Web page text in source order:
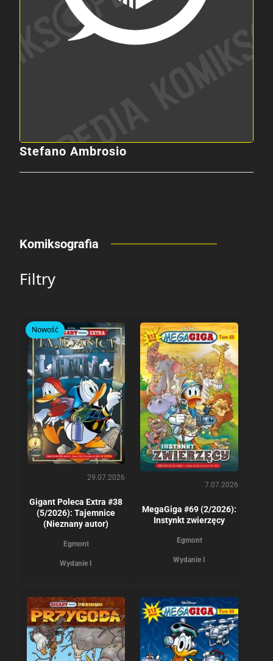
Stefano Ambrosio
Komiksografia
Filtry
Nowość
29.07.2026
Gigant Poleca Extra #38
(5/2026): Tajemnice
(Nieznany autor)
Egmont
Wydanie I
7.07.2026
MegaGiga #69 (2/2026):
Instynkt zwierzęcy
Egmont
Wydanie I